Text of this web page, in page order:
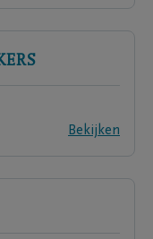
Bekijken